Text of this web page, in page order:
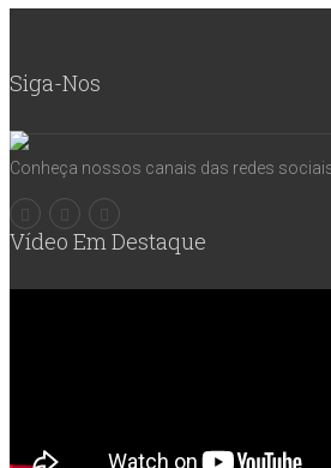
Siga-Nos
Conheça nossos canais das redes
Vídeo Em Destaque